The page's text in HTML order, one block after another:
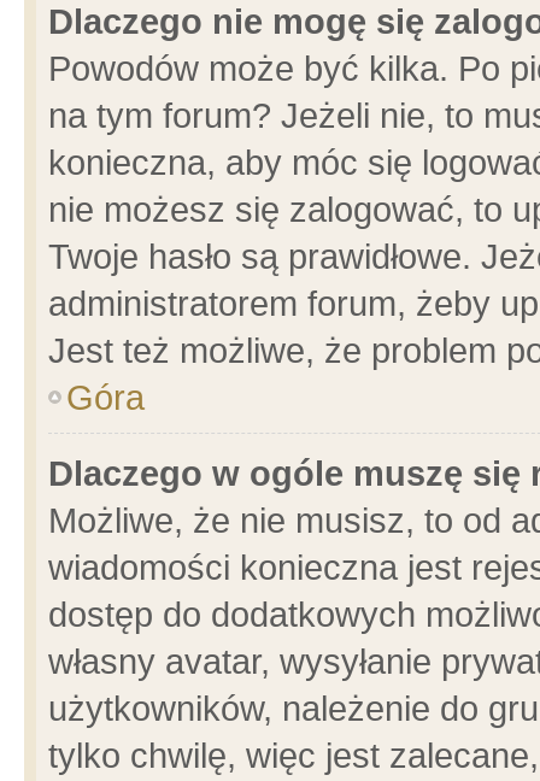
Dlaczego nie mogę się
Powodów może być kilka. Po
na tym forum? Jeżeli nie, to
konieczna, aby móc się
nie możesz się zalogować, to
Twoje hasło są prawidłowe.
administratorem forum, żeby
Jest też możliwe, że problem
Góra
Dlaczego w ogóle muszę się
Możliwe, że nie musisz, to od
wiadomości konieczna jest
dostęp do dodatkowych
własny avatar, wysyłanie
użytkowników, należenie do
tylko chwilę, więc jest